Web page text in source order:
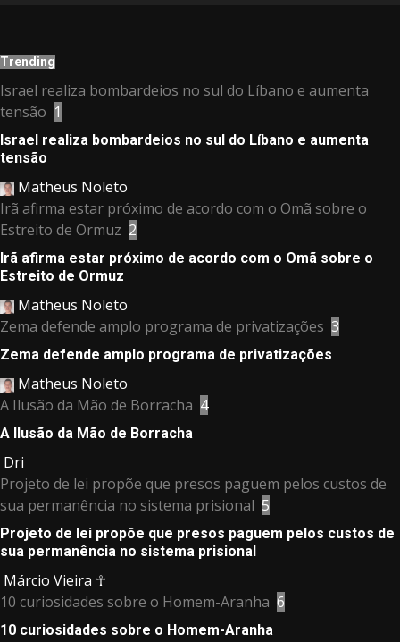
Trending
Israel realiza bombardeios no sul do Líbano e aumenta
tensão 1
Israel realiza bombardeios no sul do Líbano e aumenta
tensão
Matheus Noleto
Irã afirma estar próximo de acordo com o Omã sobre o
Estreito de Ormuz 2
Irã afirma estar próximo de acordo com o Omã sobre o
Estreito de Ormuz
Matheus Noleto
Zema defende amplo programa de privatizações 3
Zema defende amplo programa de privatizações
Matheus Noleto
A Ilusão da Mão de Borracha 4
A Ilusão da Mão de Borracha
Dri
Projeto de lei propõe que presos paguem pelos custos de
sua permanência no sistema prisional 5
Projeto de lei propõe que presos paguem pelos custos de
sua permanência no sistema prisional
Márcio Vieira ☥
10 curiosidades sobre o Homem-Aranha 6
10 curiosidades sobre o Homem-Aranha